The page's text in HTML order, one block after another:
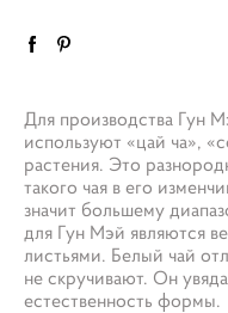
Для производства Гун
используют «цай ча»,
растения. Это
такого чая в его
значит большему
для Гун Мэй являются
листьями. Белый чай
не скручивают. Он
естественность формы.